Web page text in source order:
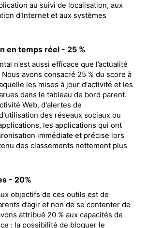
au suivi de localisation, aux
d'Internet et aux systèmes
en temps réel - 25 %
n’est aussi efficace que l’actualité
avons consacré 25 % du score à
les mises à jour d'activité et les
dans le tableau de bord parent.
Web, d'alertes de
des réseaux sociaux ou
les applications qui ont
immédiate et précise lors
des classements nettement plus
- 20%
objectifs de ces outils est de
d’agir et non de se contenter de
attribué 20 % aux capacités de
: la possibilité de bloquer le